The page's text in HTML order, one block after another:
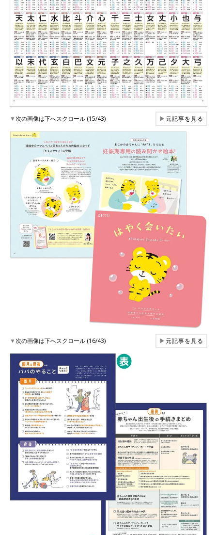
▼次の画像は下へスクロール (15/43) ▶元記事を見る
▼次の画像は下へスクロール (16/43) ▶元記事を見る